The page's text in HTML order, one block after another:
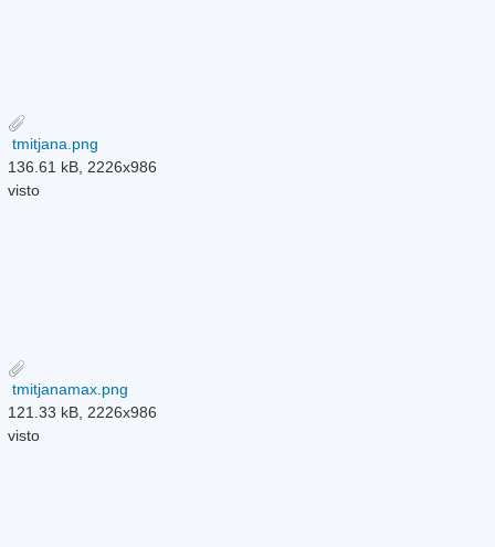
tmitjana.png
136.61 kB, 2226x986
visto
tmitjanamax.png
121.33 kB, 2226x986
visto